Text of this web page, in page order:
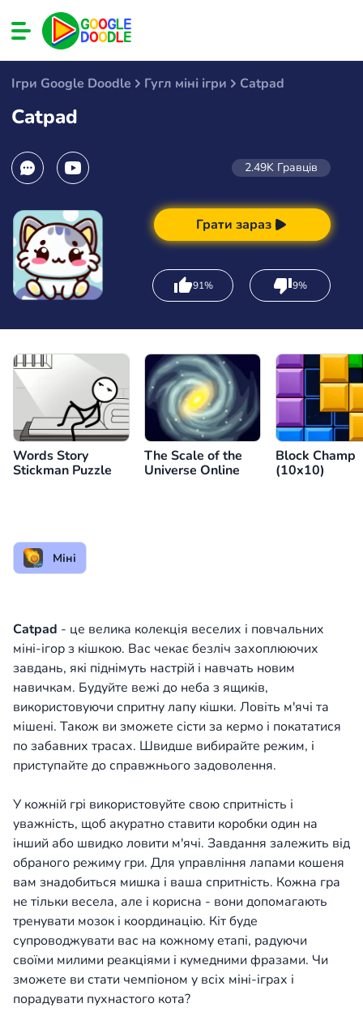
Ігри Google Doodle Гугл міні ігри Catpad
Catpad
2.49K Гравців
Грати зараз
91% 9%
Words Story
Stickman Puzzle
The Scale of the
Universe Online
Block Champ
(10x10)
Міні
Catpad - це велика колекція веселих і повчальних
міні-ігор з кішкою. Вас чекає безліч захоплюючих
завдань, які піднімуть настрій і навчать новим
навичкам. Будуйте вежі до неба з ящиків,
використовуючи спритну лапу кішки. Ловіть м'ячі та
мішені. Також ви зможете сісти за кермо і покататися
по забавних трасах. Швидше вибирайте режим, і
приступайте до справжнього задоволення.
У кожній грі використовуйте свою спритність і
уважність, щоб акуратно ставити коробки один на
інший або швидко ловити м'ячі. Завдання залежить від
обраного режиму гри. Для управління лапами кошеня
вам знадобиться мишка і ваша спритність. Кожна гра
не тільки весела, але і корисна - вони допомагають
тренувати мозок і координацію. Кіт буде
супроводжувати вас на кожному етапі, радуючи
своїми милими реакціями і кумедними фразами. Чи
зможете ви стати чемпіоном у всіх міні-іграх і
порадувати пухнастого кота?